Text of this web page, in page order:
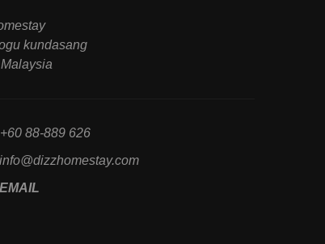
kundasang
88-889 626
info@dizzhomestay.com